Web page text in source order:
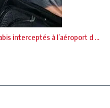
interceptés à l’aéroport d ...